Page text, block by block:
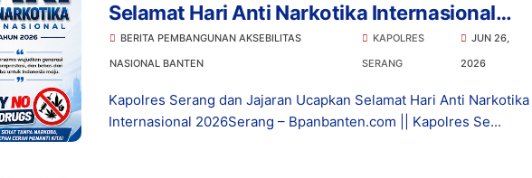
Selamat Hari Anti Narkotika Internasional
2026
BERITA PEMBANGUNAN AKSEBILITAS
NASIONAL BANTEN
KAPOLRES
SERANG
JUN 26,
2026
Kapolres Serang dan Jajaran Ucapkan Selamat Hari Anti Narkotika
Internasional 2026Serang – Bpanbanten.com || Kapolres Se...